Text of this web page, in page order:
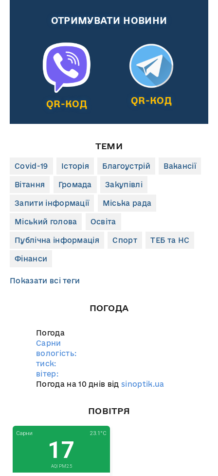
ОТРИМУВАТИ НОВИНИ
QR-КОД QR-КОД
ТЕМИ
Covid-19 Історія Благоустрій Вакансії
Вітання Громада Закупівлі
Запити інформації Міська рада
Міський голова Освіта
Публічна інформація Спорт ТЕБ та НС
Фінанси
Показати всі теги
ПОГОДА
Погода
Сарни
вологість:
тиск:
вітер:
Погода на 10 днів відsinoptik.ua
ПОВІТРЯ